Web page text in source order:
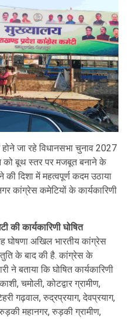
होने जा रहे विधानसभा चुनाव 2027
को बूथ स्तर पर मजबूत बनाने के
दिशा में महत्वपूर्ण कदम उठाया
कांग्रेस कमेटियों के कार्यकारिणी
कार्यकारिणी घोषित
घोषणा अखिल भारतीय कांग्रेस
के बाद की है. कांग्रेस के
ने बताया कि घोषित कार्यकारिणी
चमोली, कोटद्वार ग्रामीण,
गढ़वाल, रुद्रप्रयाग, देवप्रयाग,
रुड़की महानगर, रुड़की ग्रामीण,